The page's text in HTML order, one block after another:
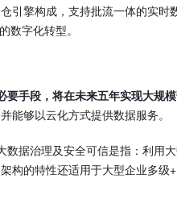
擎构成，支持批流一体的实
数字化转型。
手段，将在未来五年实现大规模
能够以云化方式提供数据服务。
据治理及安全可信是指：利用
的特性还适用于大型企业多